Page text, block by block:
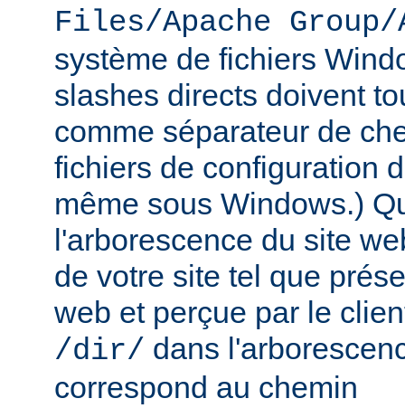
Files/Apache Group/
système de fichiers
slashes directs doivent
comme séparateur de
fichiers de configuration
même sous Windows.)
l'arborescence du site
de votre site tel que
web et perçue par le
/dir/ dans
correspond au chemin